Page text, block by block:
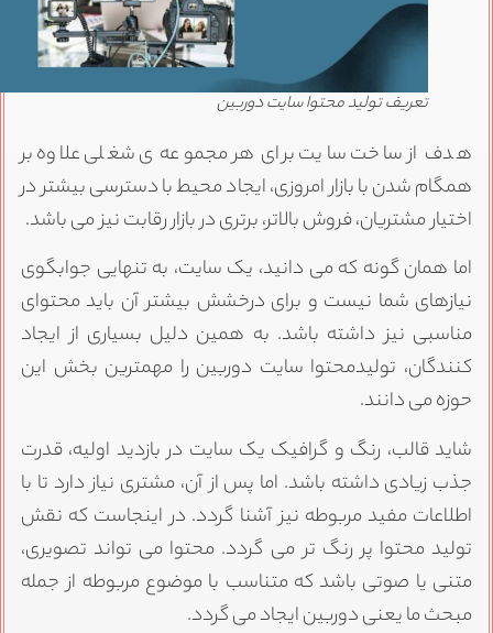
تعریف تولید محتوا سایت دوربین
از ساخت سایت برای هر مجموعه ی شغلی علاوه بر
شدن با بازار امروزی، ایجاد محیط با دسترسی بیشتر در
مشتریان، فروش بالاتر، برتری در بازار رقابت نیز می باشد.
همان گونه که می دانید، یک سایت، به تنهایی جوابگوی
شما نیست و برای درخشش بیشتر آن باید محتوای
نیز داشته باشد. به همین دلیل بسیاری از ایجاد
تولیدمحتوا سایت دوربین را مهمترین بخش این
می دانند.
قالب، رنگ و گرافیک یک سایت در بازدید اولیه، قدرت
زیادی داشته باشد. اما پس از آن، مشتری نیاز دارد تا با
مفید مربوطه نیز آشنا گردد. در اینجاست که نقش
محتوا پر رنگ تر می گردد. محتوا می تواند تصویری،
یا صوتی باشد که متناسب با موضوع مربوطه از جمله
ما یعنی دوربین ایجاد می گردد.